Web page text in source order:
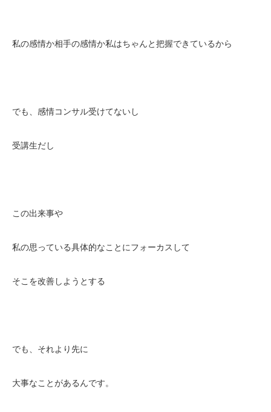
私の感情か相手の感情か私はちゃんと把握できているから
でも、感情コンサル受けてないし
受講生だし
この出来事や
私の思っている具体的なことにフォーカスして
そこを改善しようとする
でも、それより先に
大事なことがあるんです。